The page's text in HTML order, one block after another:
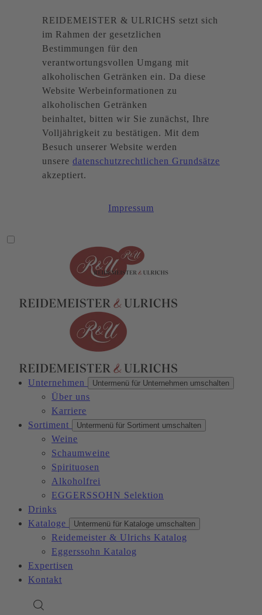
REIDEMEISTER & ULRICHS setzt sich
im Rahmen der gesetzlichen
Bestimmungen für den
verantwortungsvollen Umgang mit
alkoholischen Getränken ein. Da diese
Website Werbeinformationen zu
alkoholischen Getränken
beinhaltet, bitten wir Sie zunächst, Ihre
Volljährigkeit zu bestätigen. Mit dem
Besuch unserer Website werden
unsere datenschutzrechtlichen Grundsätze
akzeptiert.
Impressum
Unternehmen Untermenü für Unternehmen umschalten
Über uns
Karriere
Sortiment
Untermenü für Sortiment umschalten
Weine
Schaumweine
Spirituosen
Alkoholfrei
EGGERSSOHN Selektion
Drinks
Kataloge
Untermenü für Kataloge umschalten
Reidemeister & Ulrichs Katalog
Eggerssohn Katalog
Expertisen
Kontakt